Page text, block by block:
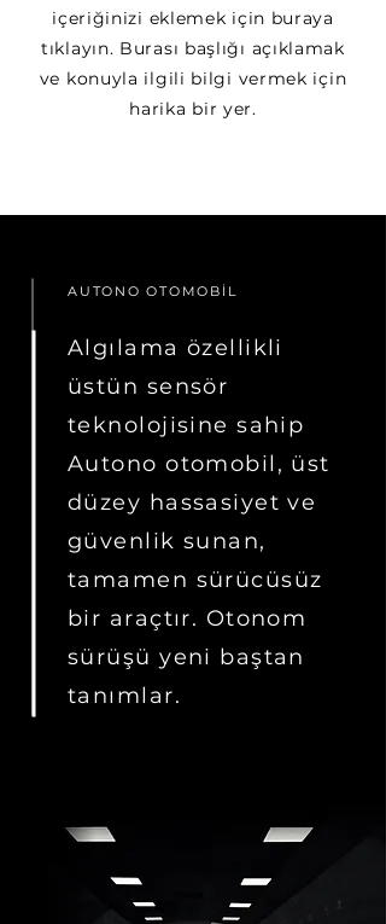
içeriğinizi eklemek için buraya
tıklayın. Burası başlığı açıklamak
ve konuyla ilgili bilgi vermek için
harika bir yer.
AUTONO OTOMOBİL
Algılama özellikli
üstün sensör
teknolojisine sahip
Autono otomobil, üst
düzey hassasiyet ve
güvenlik sunan,
tamamen sürücüsüz
bir araçtır. Otonom
sürüşü yeni baştan
tanımlar.